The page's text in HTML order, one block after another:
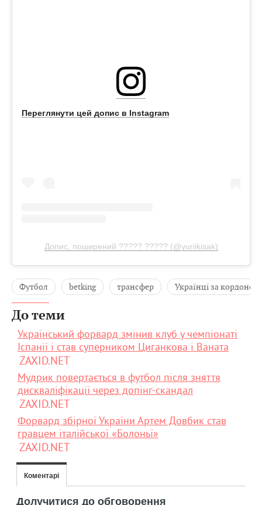
Переглянути цей допис в Instagram
Допис, поширений ????? ????? (@yuriikisak)
Футбол betking трансфер Українці за кордоном
До теми
Український форвард змінив клуб у чемпіонаті
Іспанії і став суперником Циганкова і Ваната
ZAXID.NET
Мудрик повертається в футбол після зняття
дискваліфікації через допінг-скандал
ZAXID.NET
Форвард збірної України Артем Довбик став
гравцем італійської «Болоньї»
ZAXID.NET